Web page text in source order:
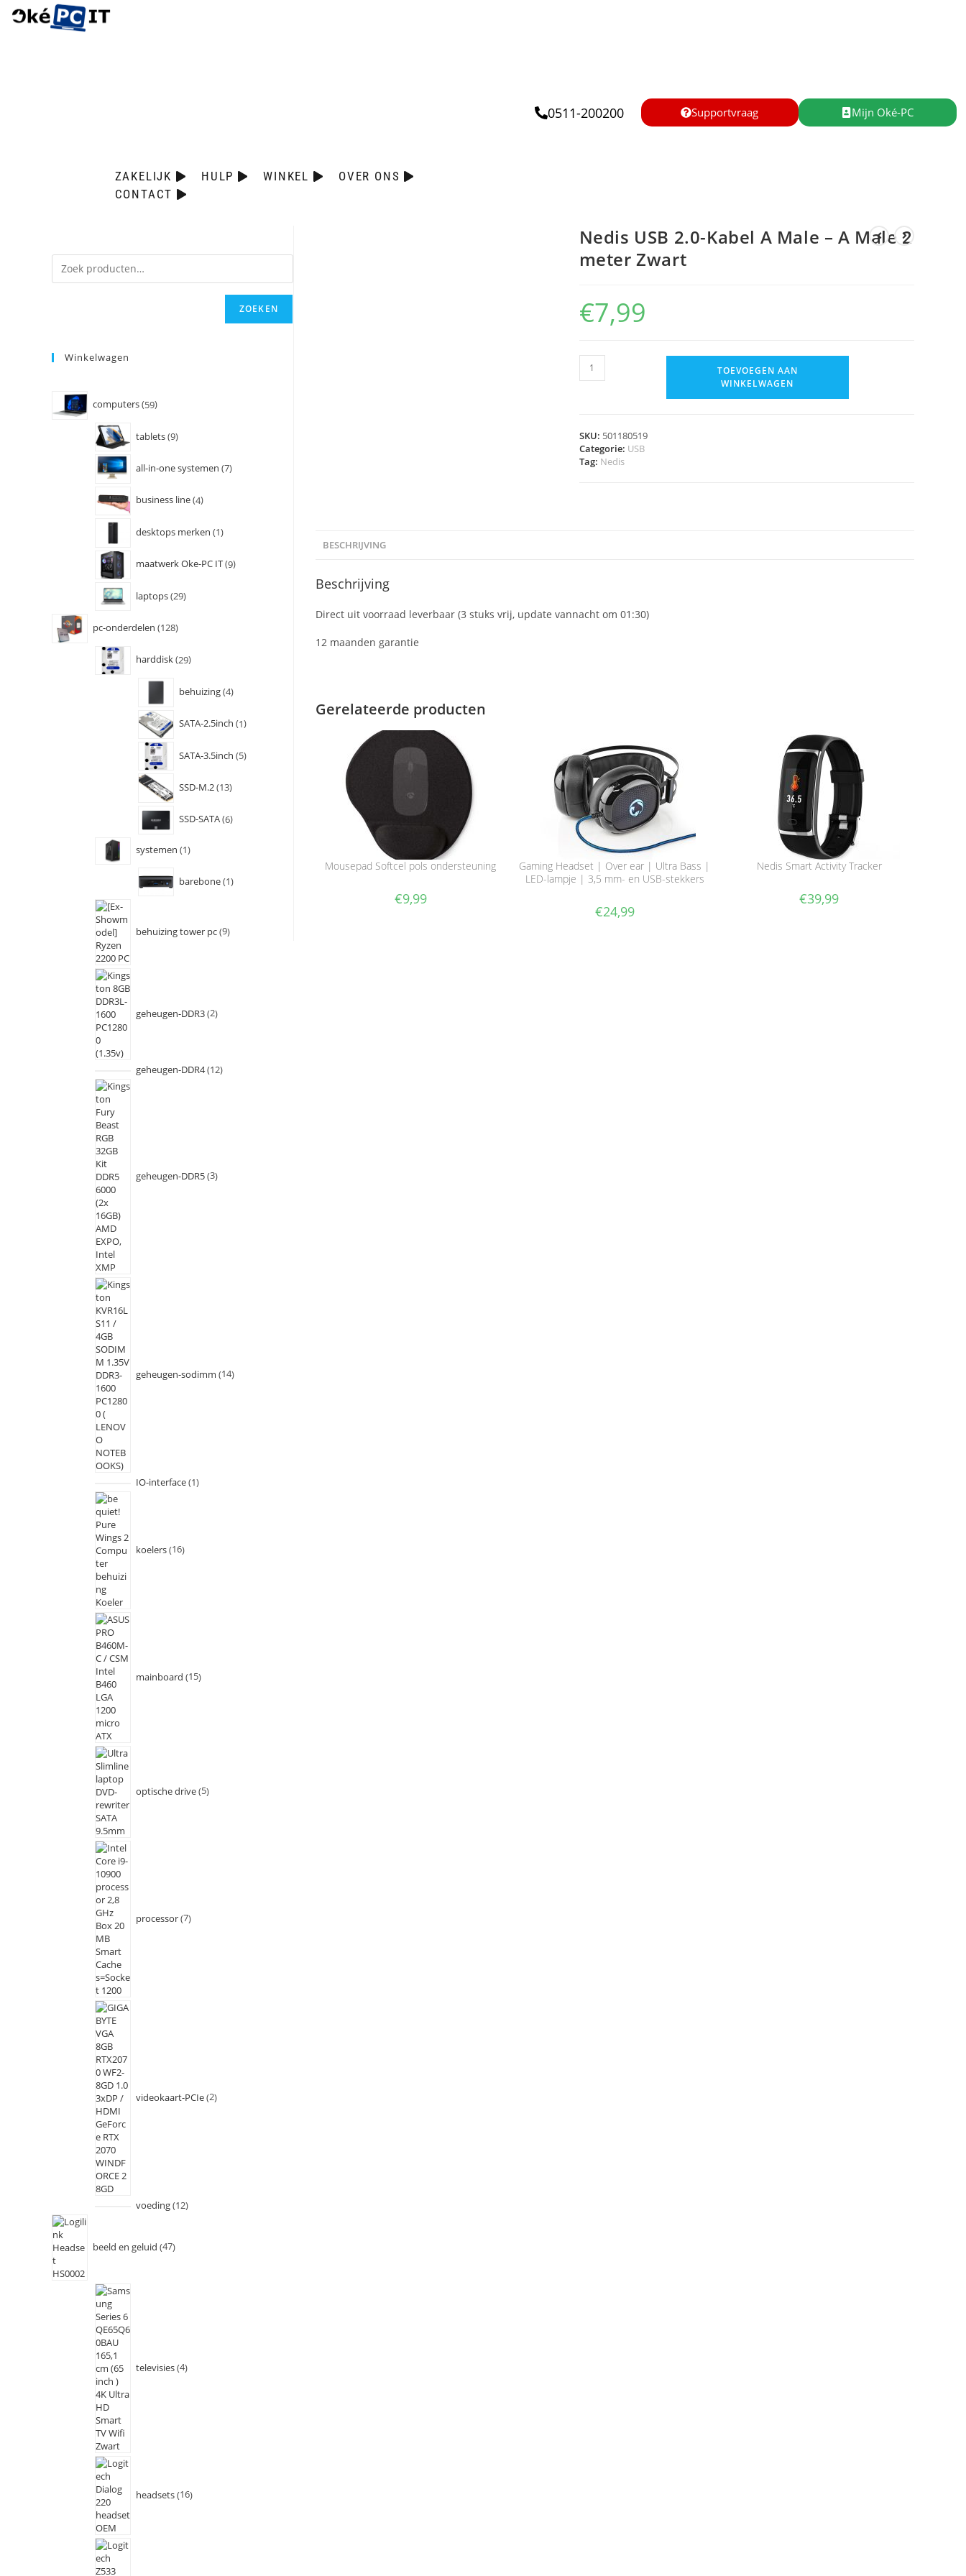
ZAKELIJK HULP WINKEL
OVER ONS
CONTACT
0511-200200 Supportvraag Mijn Oké-PC
Nedis USB 2.0-Kabel A Male – A Male 2
meter Zwart
€7,99
TOEVOEGEN AAN
WINKELWAGEN
SKU: 501180519
Categorie: USB
Tag: Nedis
BESCHRIJVING
Beschrijving
Direct uit voorraad leverbaar (3 stuks vrij, update vannacht om 01:30)
12 maanden garantie
Gerelateerde producten
Mousepad Softcel pols ondersteuning
€9,99
Gaming Headset | Over ear | Ultra Bass |
LED-lampje | 3,5 mm- en USB-stekkers
€24,99
Nedis Smart Activity Tracker
€39,99
ZOEKEN
Winkelwagen
computers 59
tablets 9
all-in-one systemen 7
business line 4
desktops merken 1
maatwerk Oke-PC IT 9
laptops 29
pc-onderdelen 128
harddisk 29
behuizing 4
SATA-2.5inch 1
SATA-3.5inch 5
SSD-M.2 13
SSD-SATA 6
systemen 1
barebone 1
behuizing tower pc 9
geheugen-DDR3 2
geheugen-DDR4 12
geheugen-DDR5 3
geheugen-sodimm 14
IO-interface 1
koelers 16
mainboard 15
optische drive 5
processor 7
videokaart-PCIe 2
voeding 12
beeld en geluid 47
televisies 4
headsets 16